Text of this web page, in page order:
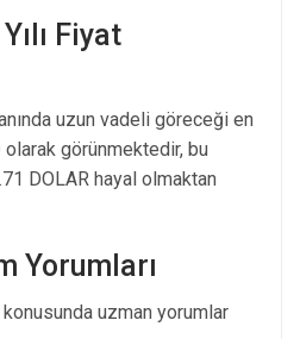
Fiyat
uzun vadeli göreceği en
olarak görünmektedir, bu
DOLAR hayal olmaktan
Yorumları
uzman yorumlar